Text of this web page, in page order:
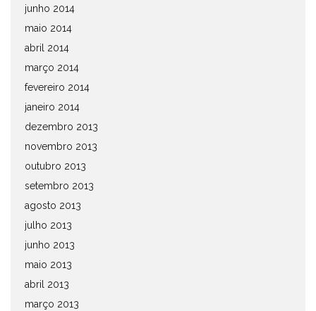
junho 2014
maio 2014
abril 2014
março 2014
fevereiro 2014
janeiro 2014
dezembro 2013
novembro 2013
outubro 2013
setembro 2013
agosto 2013
julho 2013
junho 2013
maio 2013
abril 2013
março 2013